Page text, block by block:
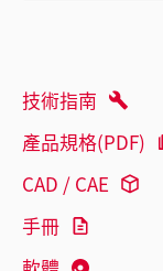
技術指南
產品規格(PDF)
CAD / CAE
手冊